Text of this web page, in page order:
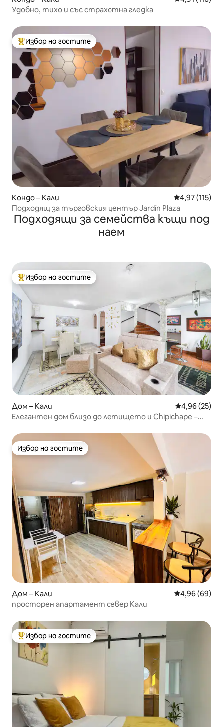
Удобно, тихо и със страхотна гледка
Най-популярен избор на гостите
Избор на гостите
Кондо – Кали Средна
4,97 (115)
Подходящ за търговския център Jardín Plaza
Подходящи за семейства къщи под
наем
Най-популярен избор на гостите
Избор на гостите
Дом – Кали Средна
4,96 (25)
Елегантен дом близо до летището и Chipichape –
Избор на гостите
Избор на гостите
Дом – Кали Средна
4,96 (69)
просторен апартамент север Кали
Най-популярен избор на гостите
Избор на гостите